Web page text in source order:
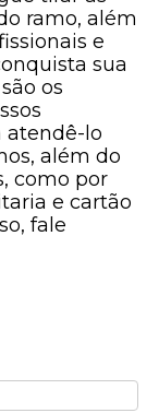
ramo, além
e
sua
os
atendê-lo
além do
como por
e cartão
fale